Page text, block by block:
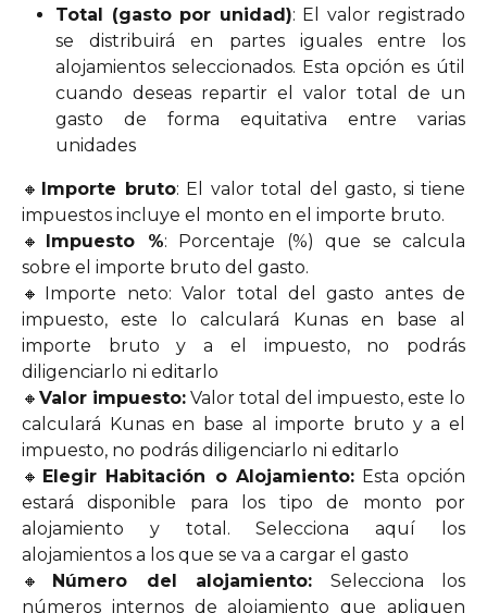
Total (gasto por unidad): El valor registrado
se distribuirá en partes iguales entre los
alojamientos seleccionados. Esta opción es útil
cuando deseas repartir el valor total de un
gasto de forma equitativa entre varias
unidades
🔸 Importe bruto: El valor total del gasto, si tiene
impuestos incluye el monto en el importe bruto.
🔸 Impuesto %: Porcentaje (%) que se calcula
sobre el importe bruto del gasto.
🔸Importe neto: Valor total del gasto antes de
impuesto, este lo calculará Kunas en base al
importe bruto y a el impuesto, no podrás
diligenciarlo ni editarlo
🔸 Valor impuesto: Valor total del impuesto, este lo
calculará Kunas en base al importe bruto y a el
impuesto, no podrás diligenciarlo ni editarlo
🔸 Elegir Habitación o Alojamiento:Esta opción
estará disponible para los tipo de monto por
alojamiento y total. Selecciona aquí los
alojamientos a los que se va a cargar el gasto
🔸 Número del alojamiento: Selecciona los
números internos de alojamiento que apliquen